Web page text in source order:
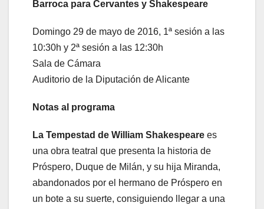
Barroca para Cervantes y Shakespeare
​Domingo 29 de mayo de 2016, 1ª sesión a las
10:30h y 2ª sesión a las 12:30h
Sala de Cámara
Auditorio de la Diputación de Alicante
Notas al programa
La Tempestad de William Shakespeare es
una obra teatral que presenta la historia de
Próspero, Duque de Milán, y su hija Miranda,
abandonados por el hermano de Próspero en
un bote a su suerte, consiguiendo llegar a una